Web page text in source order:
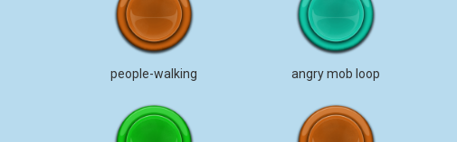
people-walking angry mob loop